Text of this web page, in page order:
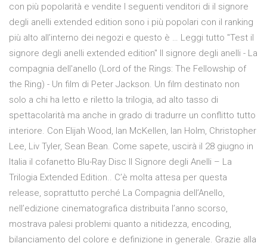
con più popolarità e vendite I seguenti venditori di il signore
degli anelli extended edition sono i più popolari con il ranking
più alto all’interno dei negozi e questo è … Leggi tutto "Test il
signore degli anelli extended edition" Il signore degli anelli - La
compagnia dell'anello (Lord of the Rings: The Fellowship of
the Ring) - Un film di Peter Jackson. Un film destinato non
solo a chi ha letto e riletto la trilogia, ad alto tasso di
spettacolarità ma anche in grado di tradurre un conflitto tutto
interiore. Con Elijah Wood, Ian McKellen, Ian Holm, Christopher
Lee, Liv Tyler, Sean Bean. Come sapete, uscirà il 28 giugno in
Italia il cofanetto Blu-Ray Disc Il Signore degli Anelli – La
Trilogia Extended Edition.. C’è molta attesa per questa
release, soprattutto perché La Compagnia dell’Anello,
nell’edizione cinematografica distribuita l’anno scorso,
mostrava palesi problemi quanto a nitidezza, encoding,
bilanciamento del colore e definizione in generale. Grazie alla